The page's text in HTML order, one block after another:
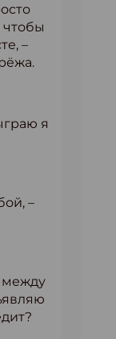
чтобы
–
я
–
между